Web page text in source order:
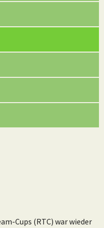
Cups (RTC) war wieder